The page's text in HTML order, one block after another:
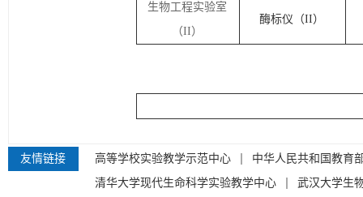
生物工程实验室
（II）
酶标仪（II）
友情链接 高等学校实验教学示范中心
中华人民共和国教育
清华大学现代生命科学实验教学中心
武汉大学生